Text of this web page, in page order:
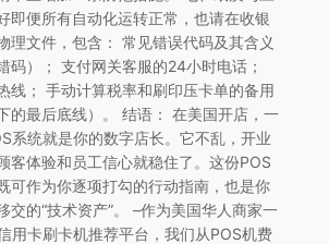
即便所有自动化运转正常，也请在收银
理文件，包含： 常见错误代码及其含义
码）； 支付网关客服的24小时电话；
线； 手动计算税率和刷印压卡单的备用
的最后底线）。 结语： 在美国开店，一
系统就是你的数字店长。它不乱，开业
客体验和员工信心就稳住了。这份POS
可作为你逐项打勾的行动指南，也是你
交的“技术资产”。 –作为美国华人商家一
用卡刷卡机推荐平台，我们从POS机费